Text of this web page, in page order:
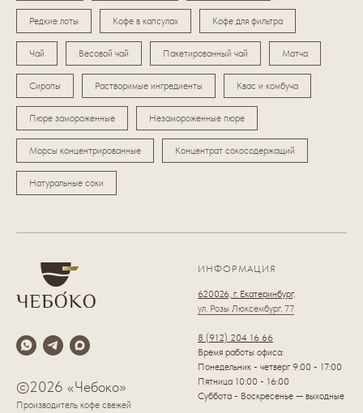
Редкие лоты Кофе в капсулах Кофе для фильтра
Чай Весовой чай Пакетированный чай Матча
Сиропы Растворимые ингредиенты Квас и комбуча
Пюре замороженные Незамороженные пюре
Морсы концентрированные Концентрат сокосодержащий
Натуральные соки
©2026 «Чебоко»
Производитель кофе свежей
ИНФОРМАЦИЯ
620026, г. Екатеринбург,
ул. Розы Люксембург, 77
8 (912) 204 16 66
Время работы офиса:
Понедельник - четверг 9:00 - 17:00
Пятница 10:00 - 16:00
Суббота - Воскресенье — выходные